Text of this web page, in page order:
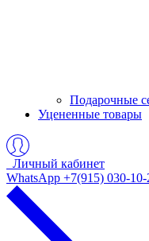
Подарочные
Уцененные товары
Личный кабинет
WhatsApp +7(915) 030-10-